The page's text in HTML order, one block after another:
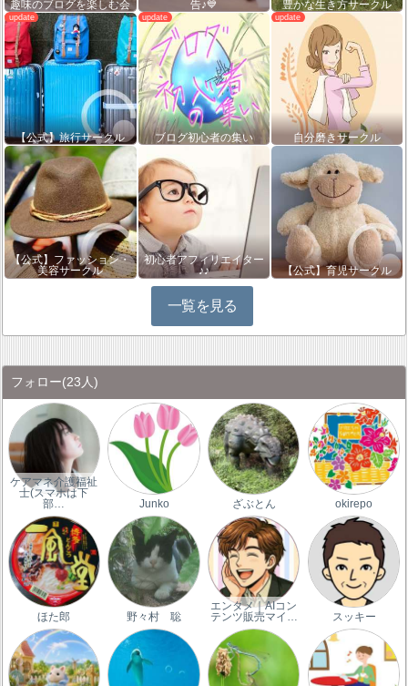
趣味のブログを楽しむ会
告♪💙
豊かな生き方サークル
【公式】旅行サークル ブログ初心者の集い 自分磨きサークル
【公式】ファッション・
美容サークル
初心者アフィリエイター
♪♪
【公式】育児サークル
一覧を見る
フォロー(23人)
ケアマネ介護福祉
士(スマホは下
部…
Junko ざぶとん okirepo
ほた郎 野々村 聡
エンタメ｜AIコン
テンツ販売マイ…
スッキー